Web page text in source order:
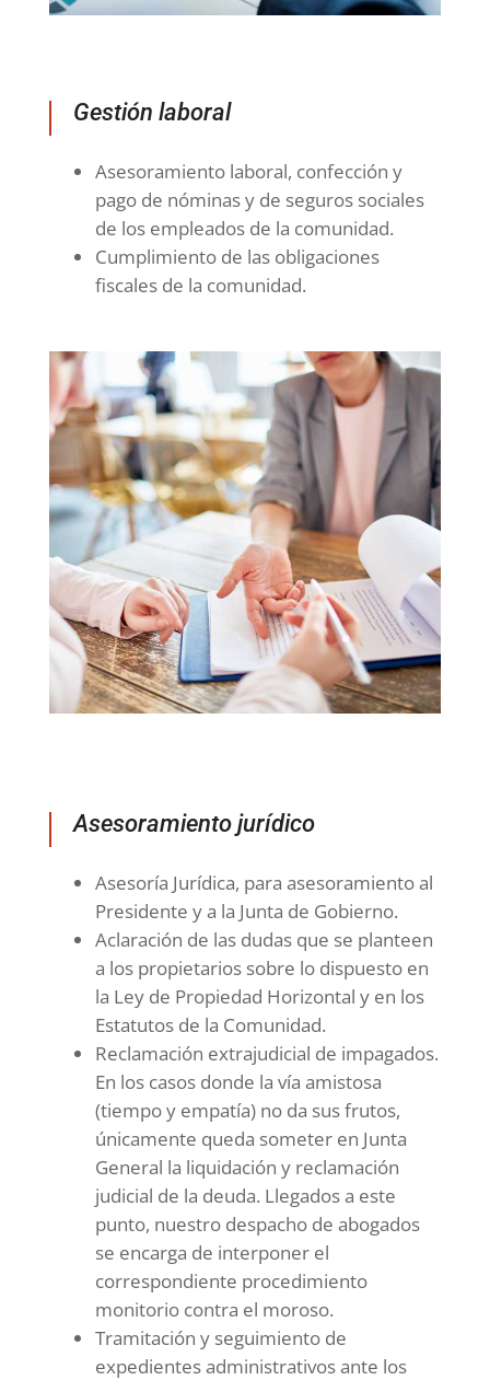
Gestión laboral
Asesoramiento laboral, confección y
pago de nóminas y de seguros sociales
de los empleados de la comunidad.
Cumplimiento de las obligaciones
fiscales de la comunidad.
Asesoramiento jurídico
Asesoría Jurídica, para asesoramiento al
Presidente y a la Junta de Gobierno.
Aclaración de las dudas que se planteen
a los propietarios sobre lo dispuesto en
la Ley de Propiedad Horizontal y en los
Estatutos de la Comunidad.
Reclamación extrajudicial de impagados.
En los casos donde la vía amistosa
(tiempo y empatía) no da sus frutos,
únicamente queda someter en Junta
General la liquidación y reclamación
judicial de la deuda. Llegados a este
punto, nuestro despacho de abogados
se encarga de interponer el
correspondiente procedimiento
monitorio contra el moroso.
Tramitación y seguimiento de
expedientes administrativos ante los